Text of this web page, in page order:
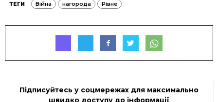
ТЕГИ Війна нагорода Рівне
Підписуйтесь у соцмережах для максимально
швидко доступу до інформації